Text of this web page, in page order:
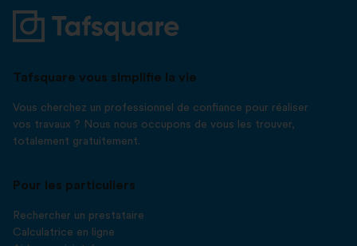
Tafsquare vous simplifie la vie
Vous cherchez un professionnel de confiance pour réaliser
vos travaux ? Nous nous occupons de vous les trouver,
totalement gratuitement.
Pour les particuliers
Rechercher un prestataire
Calculatrice en ligne